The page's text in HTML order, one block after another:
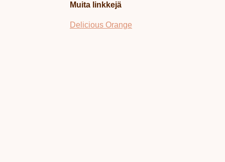
Muita linkkejä
Delicious Orange